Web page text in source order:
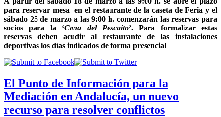
para reservar mesa en el restaurante de la caseta de Feria y el
sábado 25 de marzo a las 9:00 h. comenzarán las reservas para
socios para la ‘Cena del Pescaíto’. Para formalizar estas
reservas deben acudir al restaurante de las instalaciones
deportivas los días indicados de forma presencial
El Punto de Información para la
Mediación en Andalucía, un nuevo
recurso para resolver conflictos